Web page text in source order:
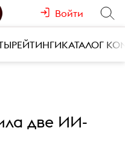
Войти
РЕЙТИНГИКАТАЛОГ
две ИИ-